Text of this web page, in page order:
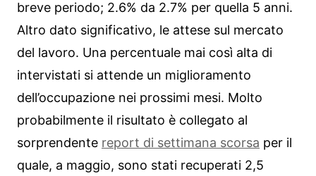
breve periodo; 2.6% da 2.7% per quella 5 anni.
Altro dato significativo, le attese sul mercato
del lavoro. Una percentuale mai così alta di
intervistati si attende un miglioramento
dell’occupazione nei prossimi mesi. Molto
probabilmente il risultato è collegato al
sorprendente report di settimana scorsa per il
quale, a maggio, sono stati recuperati 2,5